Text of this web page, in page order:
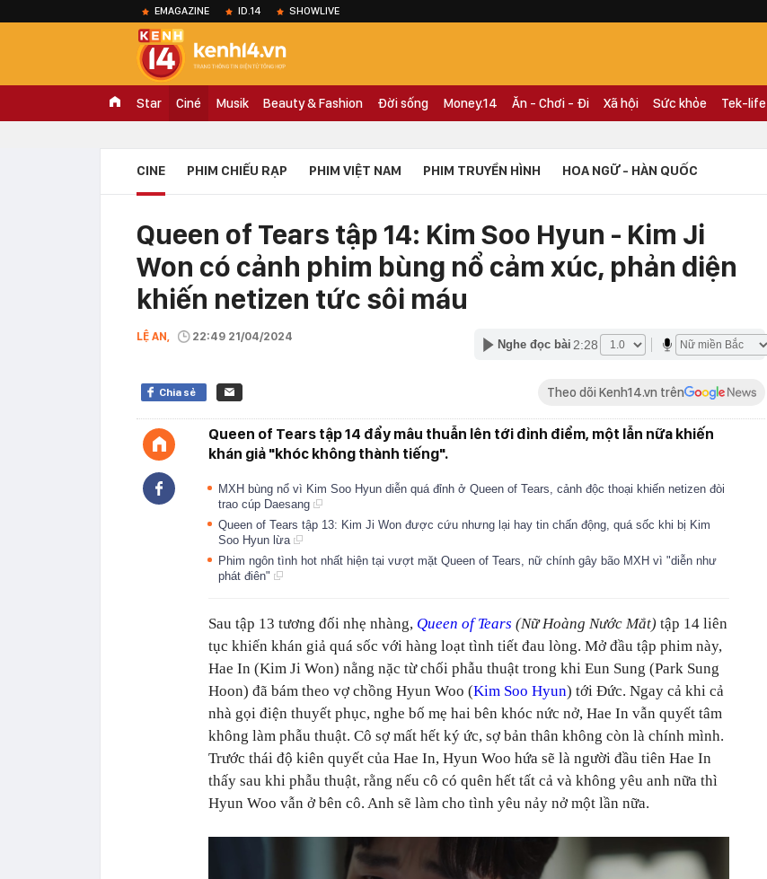
EMAGAZINE ID.14 SHOWLIVE
Star Ciné Musik Beauty & Fashion Đời sống Money.14 Ăn - Chơi - Đi Xã hội Sức khỏe Tek-life
CINE PHIM CHIẾU RẠP PHIM VIỆT NAM PHIM TRUYỀN HÌNH HOA NGỮ - HÀN QUỐC
Queen of Tears tập 14: Kim Soo Hyun - Kim Ji
Won có cảnh phim bùng nổ cảm xúc, phản diện
khiến netizen tức sôi máu
LỆ AN, 22:49 21/04/2024
Nghe đọc bài 2:28
Chia sẻ Theo dõi Kenh14.vn trên
Queen of Tears tập 14 đẩy mâu thuẫn lên tới đỉnh điểm, một lẫn nữa khiến
khán giả "khóc không thành tiếng".
MXH bùng nổ vì Kim Soo Hyun diễn quá đỉnh ở Queen of Tears, cảnh độc thoại khiến netizen đòi
trao cúp Daesang
Queen of Tears tập 13: Kim Ji Won được cứu nhưng lại hay tin chấn động, quá sốc khi bị Kim
Soo Hyun lừa
Phim ngôn tình hot nhất hiện tại vượt mặt Queen of Tears, nữ chính gây bão MXH vì "diễn như
phát điên"
Sau tập 13 tương đối nhẹ nhàng, Queen of Tears (Nữ Hoàng Nước Mắt) tập 14 liên
tục khiến khán giả quá sốc với hàng loạt tình tiết đau lòng. Mở đầu tập phim này,
Hae In (Kim Ji Won) nằng nặc từ chối phẫu thuật trong khi Eun Sung (Park Sung
Hoon) đã bám theo vợ chồng Hyun Woo (Kim Soo Hyun) tới Đức. Ngay cả khi cả
nhà gọi điện thuyết phục, nghe bố mẹ hai bên khóc nức nở, Hae In vẫn quyết tâm
không làm phẫu thuật. Cô sợ mất hết ký ức, sợ bản thân không còn là chính mình.
Trước thái độ kiên quyết của Hae In, Hyun Woo hứa sẽ là người đầu tiên Hae In
thấy sau khi phẫu thuật, rằng nếu cô có quên hết tất cả và không yêu anh nữa thì
Hyun Woo vẫn ở bên cô. Anh sẽ làm cho tình yêu nảy nở một lần nữa.